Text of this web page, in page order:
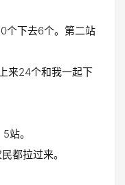
个下去6个。第二站
来24个和我一起下
站。
都拉过来。